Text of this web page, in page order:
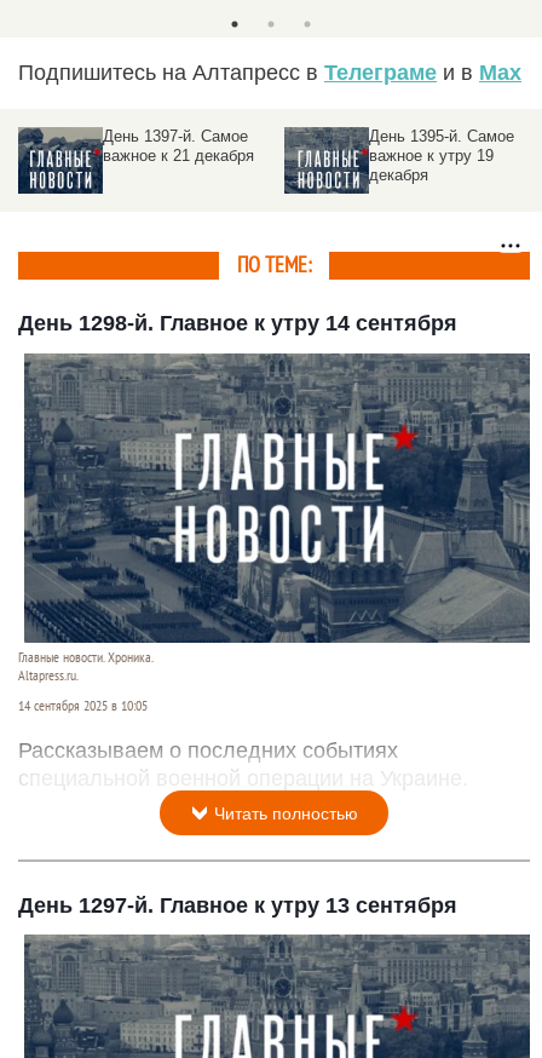
Подпишитесь на Алтапресс в Телеграме и в Max
День 1397-й. Самое
важное к 21 декабря
День 1395-й. Самое
важное к утру 19
декабря
ПО ТЕМЕ:
День 1298-й. Главное к утру 14 сентября
Главные новости. Хроника.
Altapress.ru.
14 сентября 2025 в 10:05
Рассказываем о последних событиях
специальной военной операции на Украине.
Читать полностью
День 1297-й. Главное к утру 13 сентября